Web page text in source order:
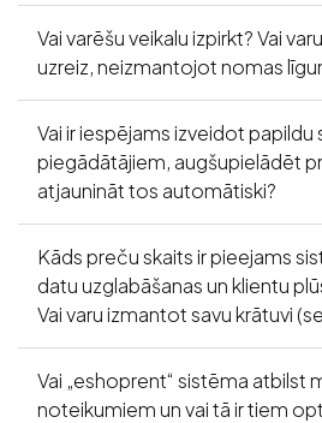
Vai varēšu veikalu izpirkt? Vai
uzreiz, neizmantojot nomas
Vai ir iespējams izveidot papildu
piegādātājiem, augšupielādēt
atjaunināt tos automātiski?
Kāds preču skaits ir pieejams
datu uzglabāšanas un klientu
Vai varu izmantot savu krātuvi
Vai „eshoprent“ sistēma atbilst
noteikumiem un vai tā ir tiem